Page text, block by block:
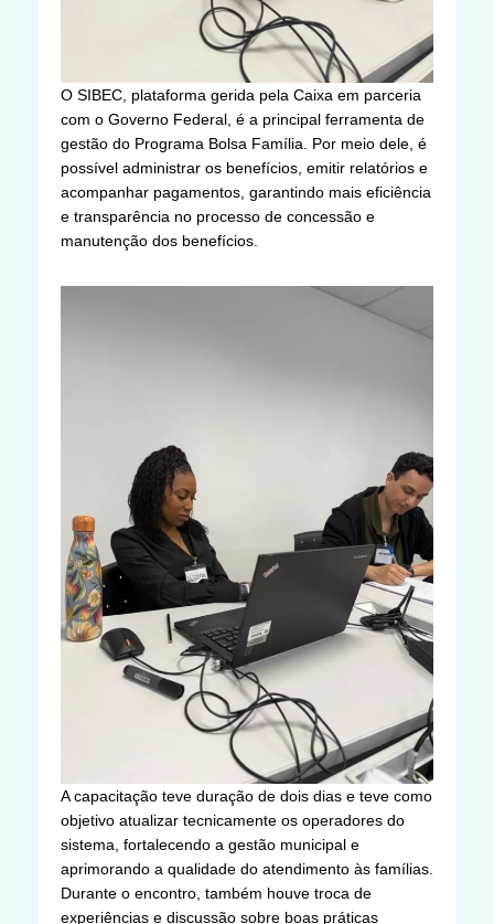
O SIBEC, plataforma gerida pela Caixa em parceria
com o Governo Federal, é a principal ferramenta de
gestão do Programa Bolsa Família. Por meio dele, é
possível administrar os benefícios, emitir relatórios e
acompanhar pagamentos, garantindo mais eficiência
e transparência no processo de concessão e
manutenção dos benefícios.
A capacitação teve duração de dois dias e teve como
objetivo atualizar tecnicamente os operadores do
sistema, fortalecendo a gestão municipal e
aprimorando a qualidade do atendimento às famílias.
Durante o encontro, também houve troca de
experiências e discussão sobre boas práticas